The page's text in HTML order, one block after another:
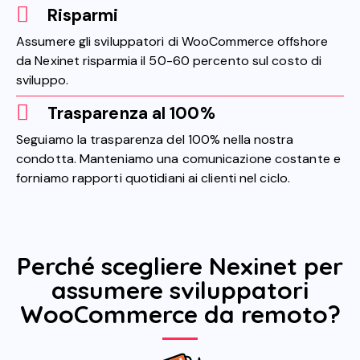
Risparmi
Assumere gli sviluppatori di WooCommerce offshore
da Nexinet risparmia il 50-60 percento sul costo di
sviluppo.
Trasparenza al 100%
Seguiamo la trasparenza del 100% nella nostra
condotta. Manteniamo una comunicazione costante e
forniamo rapporti quotidiani ai clienti nel ciclo.
Perché scegliere Nexinet per
assumere sviluppatori
WooCommerce da remoto?